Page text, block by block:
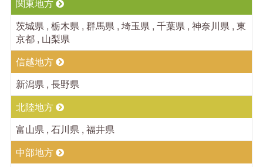
関東地方
茨城県 , 栃木県 , 群馬県 , 埼玉県 , 千葉県 , 神奈川県 , 東
京都 , 山梨県
信越地方
新潟県 , 長野県
北陸地方
富山県 , 石川県 , 福井県
中部地方